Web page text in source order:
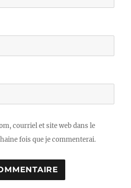
courriel et site web dans le
fois que je commenterai.